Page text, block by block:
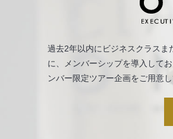
過去2年以内にビジネスクラスま
に、メンバーシップを導入して
ンバー限定ツアー企画をご用意し